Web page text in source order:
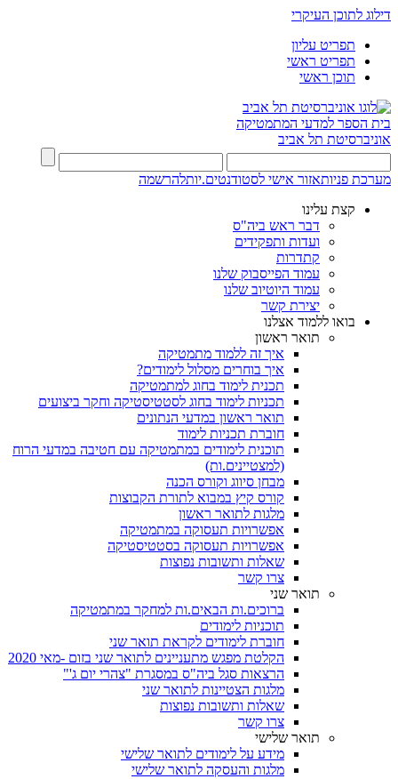
דילוג לתוכן העיקרי
תפריט עליון
תפריט ראשי
תוכן ראשי
בית הספר למדעי המתמטיקה
אוניברסיטת תל אביב
מערכת פניותאזור אישי לסטודנטים.יותלהרשמה
קצת עלינו
דבר ראש ביה"ס
ועדות ותפקידים
קתדרות
עמוד הפייסבוק שלנו
עמוד היוטיוב שלנו
יצירת קשר
בואו ללמוד אצלנו
תואר ראשון
איך זה ללמוד מתמטיקה
איך בוחרים מסלול לימודים?
תכנית לימוד בחוג למתמטיקה
תכניות לימוד בחוג לסטטיסטיקה וחקר ביצועים
תואר ראשון במדעי הנתונים
חוברת תכניות לימוד
תוכנית לימודים במתמטיקה עם חטיבה במדעי הרוח
(למצטיינים.ות)
מבחן סיווג וקורס הכנה
קורס קיץ במבוא לתורת הקבוצות
מלגות לתואר ראשון
אפשרויות תעסוקה במתמטיקה
אפשרויות תעסוקה בסטטיסטיקה
שאלות ותשובות נפוצות
צרו קשר
תואר שני
ברוכים.ות הבאים.ות למחקר במתמטיקה
תוכניות לימודים
חוברת לימודים לקראת תואר שני
הקלטת מפגש מתעניינים לתואר שני בזום -מאי 2020
הרצאות סגל ביה"ס במסגרת "צהרי יום ג'"
מלגות הצטיינות לתואר שני
שאלות ותשובות נפוצות
צרו קשר
תואר שלישי
מידע על לימודים לתואר שלישי
מלגות והעסקה לתואר שלישי